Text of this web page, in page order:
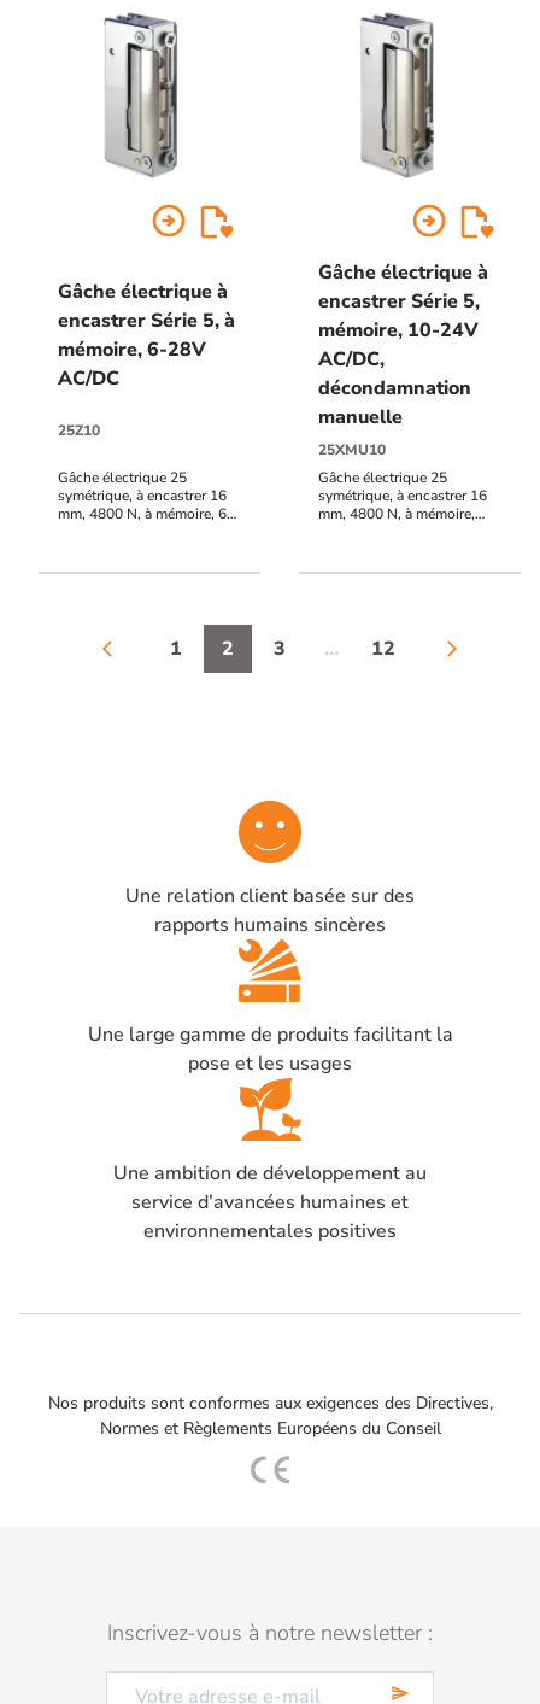
arrow_circle_right
Gâche électrique à
encastrer Série 5, à
mémoire, 6-28V
AC/DC
25Z10
Gâche électrique 25
symétrique, à encastrer 16
mm, 4800 N, à mémoire, 6-
arrow_circle_right
Gâche électrique à
encastrer Série 5,
mémoire, 10-24V
AC/DC,
décondamnation
manuelle
25XMU10
Gâche électrique 25
symétrique, à encastrer 16
mm, 4800 N, à mémoire,
arrow_back_ios 1 2 3 … 12 arrow_forward_ios
Une relation client basée sur des
rapports humains sincères
Une large gamme de produits facilitant la
pose et les usages
Une ambition de développement au
service d’avancées humaines et
environnementales positives
Nos produits sont conformes aux exigences des Directives,
Normes et Règlements Européens du Conseil
Inscrivez-vous à notre newsletter :
send